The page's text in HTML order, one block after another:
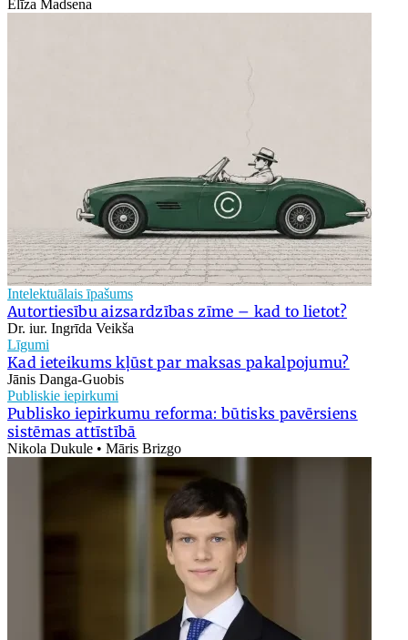
Elīza Madsena
Intelektuālais īpašums
Autortiesību aizsardzības zīme – kad to lietot?
Dr. iur. Ingrīda Veikša
Līgumi
Kad ieteikums kļūst par maksas pakalpojumu?
Jānis Danga-Guobis
Publiskie iepirkumi
Publisko iepirkumu reforma: būtisks pavērsiens
sistēmas attīstībā
Nikola Dukule • Māris Brizgo